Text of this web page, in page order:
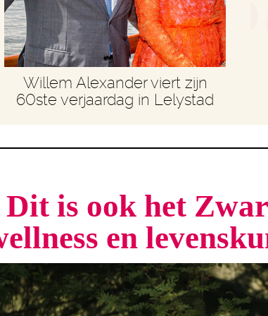
Willem Alexander viert zijn
60ste verjaardag in Lelystad
Dit is ook het
en